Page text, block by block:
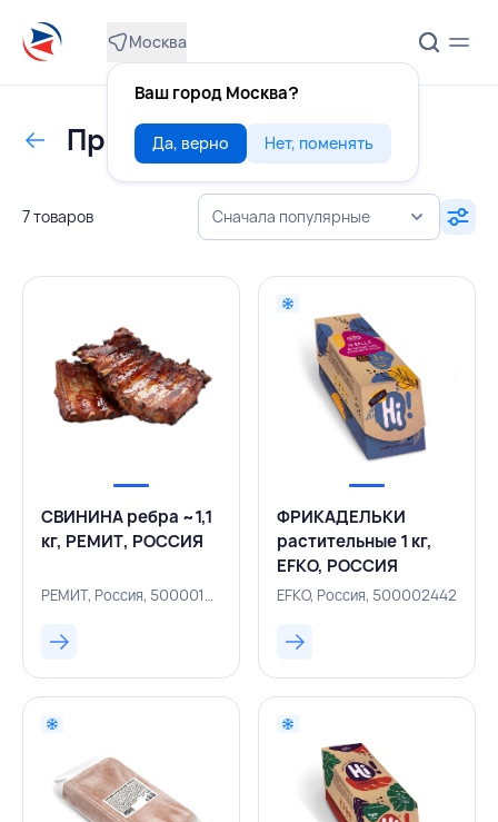
Москва
Ваш город Москва?
Да, верно Нет, поменять
Прочие полуфабрикаты
7 товаров Сначала популярные
СВИНИНА ребра ~1,1
кг, РЕМИТ, РОССИЯ
РЕМИТ, Россия, 500001352
ФРИКАДЕЛЬКИ
растительные 1 кг,
EFKO, РОССИЯ
EFKO, Россия, 500002442